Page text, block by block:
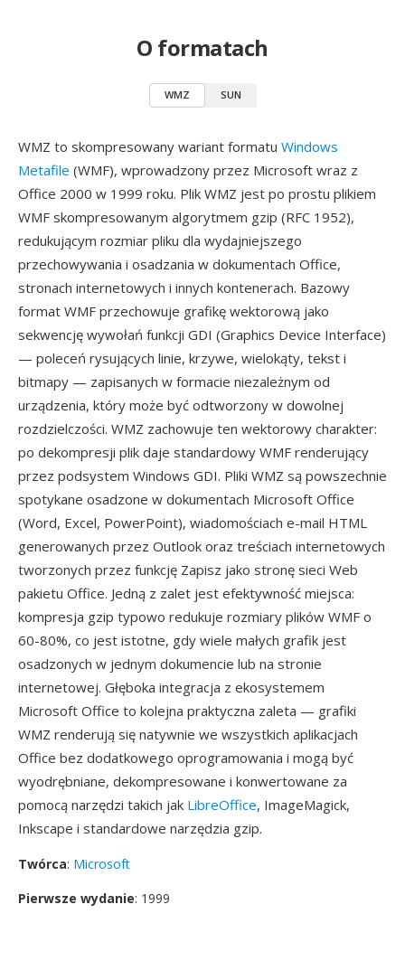
O formatach
WMZ SUN
WMZ to skompresowany wariant formatu Windows
Metafile (WMF), wprowadzony przez Microsoft wraz z
Office 2000 w 1999 roku. Plik WMZ jest po prostu plikiem
WMF skompresowanym algorytmem gzip (RFC 1952),
redukującym rozmiar pliku dla wydajniejszego
przechowywania i osadzania w dokumentach Office,
stronach internetowych i innych kontenerach. Bazowy
format WMF przechowuje grafikę wektorową jako
sekwencję wywołań funkcji GDI (Graphics Device Interface)
— poleceń rysujących linie, krzywe, wielokąty, tekst i
bitmapy — zapisanych w formacie niezależnym od
urządzenia, który może być odtworzony w dowolnej
rozdzielczości. WMZ zachowuje ten wektorowy charakter:
po dekompresji plik daje standardowy WMF renderujący
przez podsystem Windows GDI. Pliki WMZ są powszechnie
spotykane osadzone w dokumentach Microsoft Office
(Word, Excel, PowerPoint), wiadomościach e-mail HTML
generowanych przez Outlook oraz treściach internetowych
tworzonych przez funkcję Zapisz jako stronę sieci Web
pakietu Office. Jedną z zalet jest efektywność miejsca:
kompresja gzip typowo redukuje rozmiary plików WMF o
60-80%, co jest istotne, gdy wiele małych grafik jest
osadzonych w jednym dokumencie lub na stronie
internetowej. Głęboka integracja z ekosystemem
Microsoft Office to kolejna praktyczna zaleta — grafiki
WMZ renderują się natywnie we wszystkich aplikacjach
Office bez dodatkowego oprogramowania i mogą być
wyodrębniane, dekompresowane i konwertowane za
pomocą narzędzi takich jak LibreOffice, ImageMagick,
Inkscape i standardowe narzędzia gzip.
Twórca: Microsoft
Pierwsze wydanie: 1999